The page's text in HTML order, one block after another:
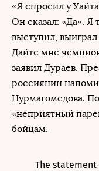
«Я спросил у
Он сказал: «Да». Я
выступил,
Дайте мне
заявил Дураев.
россиянин
Нурмагомедова.
«неприятный
бойцам.
The statement